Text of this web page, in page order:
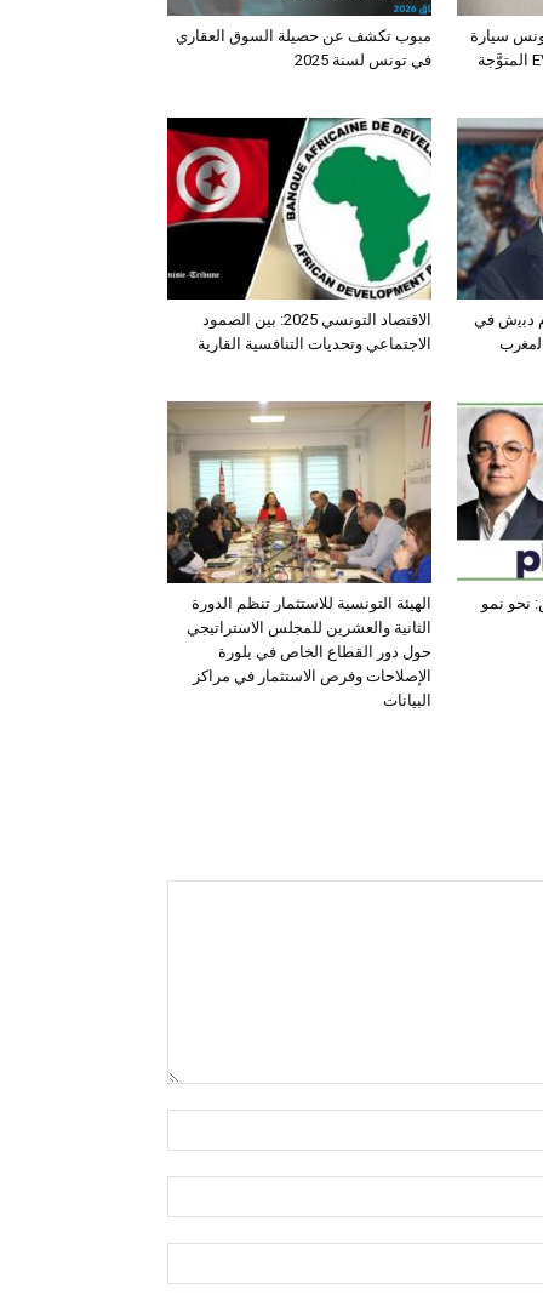
مبوب تكشف عن حصيلة السوق العقاري
في تونس لسنة 2025
سيارة
الـدفع الرباعي الكهربائي EV3 المتوَّجة
الاقتصاد التونسي 2025: بين الصمود
الاجتماعي وتحديات التنافسية القارية
دﺑﯾش ﻓﻲ
الهيئة التونسية للاستثمار تنظم الدورة
الثانية والعشرين للمجلس الاستراتيجي
حول دور القطاع الخاص في بلورة
الإصلاحات وفرص الاستثمار في مراكز
البيانات
نحو نمو